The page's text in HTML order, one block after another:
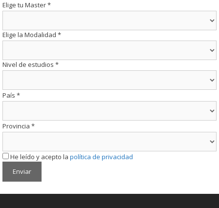
Elige tu Master*
Elige la Modalidad *
Nivel de estudios *
País *
Provincia *
He leído y acepto la política de privacidad